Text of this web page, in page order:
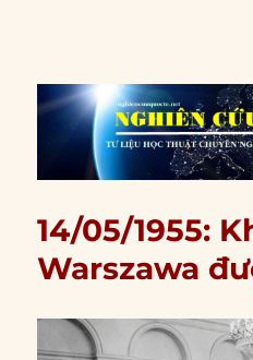
14/05/1955:
Warszawa